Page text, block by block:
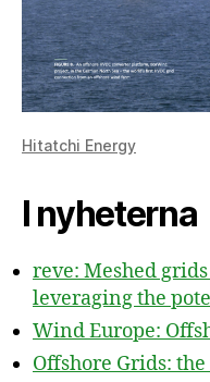
Hitatchi Energy
I nyheterna
reve: Meshed
leveraging the
Wind Europe:
Offshore Grids: